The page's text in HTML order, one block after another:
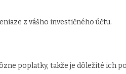
z vášho investičného účtu.
poplatky, takže je dôležité ich